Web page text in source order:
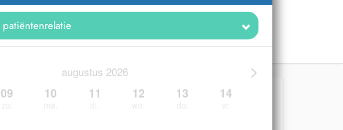
>
augustus 2026
09 10 11 12 13 14